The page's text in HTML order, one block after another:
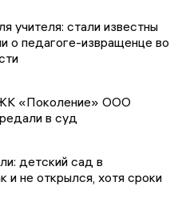
учителя: стали известны
о педагоге-извращенце во
«Поколение» ООО
в суд
детский сад в
не открылся, хотя сроки